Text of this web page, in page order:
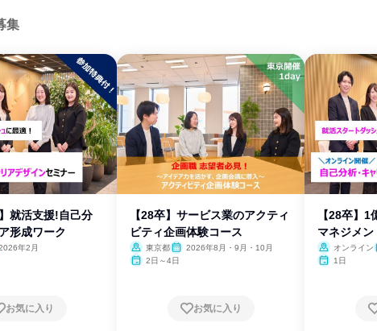
集
就活支援!自己分
形成ワーク
年2月
お気に入り
【28卒】サービス業のアクティ
ビティ企画体験コース
東京都
2026年8月・9月・10月
2日～4日
お気に入り
【28卒】
マネジメ
オンライン
1日